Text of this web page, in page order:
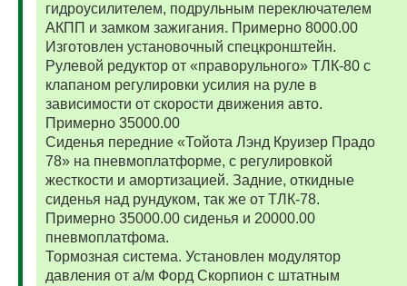
гидроусилителем, подрульным переключателем
АКПП и замком зажигания. Примерно 8000.00
Изготовлен установочный спецкронштейн.
Рулевой редуктор от «праворульного» ТЛК-80 с
клапаном регулировки усилия на руле в
зависимости от скорости движения авто.
Примерно 35000.00
Сиденья передние «Тойота Лэнд Круизер Прадо
78» на пневмоплатформе, с регулировкой
жесткости и амортизацией. Задние, откидные
сиденья над рундуком, так же от ТЛК-78.
Примерно 35000.00 сиденья и 20000.00
пневмоплатфома.
Тормозная система. Установлен модулятор
давления от а/м Форд Скорпион с штатным